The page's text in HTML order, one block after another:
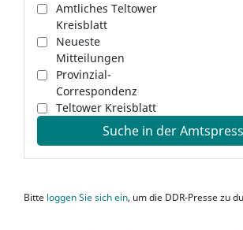
Amtliches Teltower
Kreisblatt
Neueste
Mitteilungen
Provinzial-
Correspondenz
Teltower Kreisblatt
Suche in der
Bitte loggen Sie sich ein, um die DDR-Presse zu